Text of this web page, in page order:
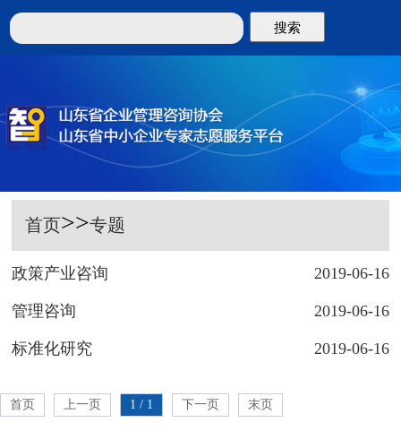
搜索
首页>>专题
政策产业咨询 2019-06-16
管理咨询 2019-06-16
标准化研究 2019-06-16
首页 上一页 1 / 1 下一页 末页